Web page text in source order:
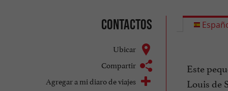
Contactos
Ubicar
Compartir
Agregar a mi diaro de viajes
Este
Louis de